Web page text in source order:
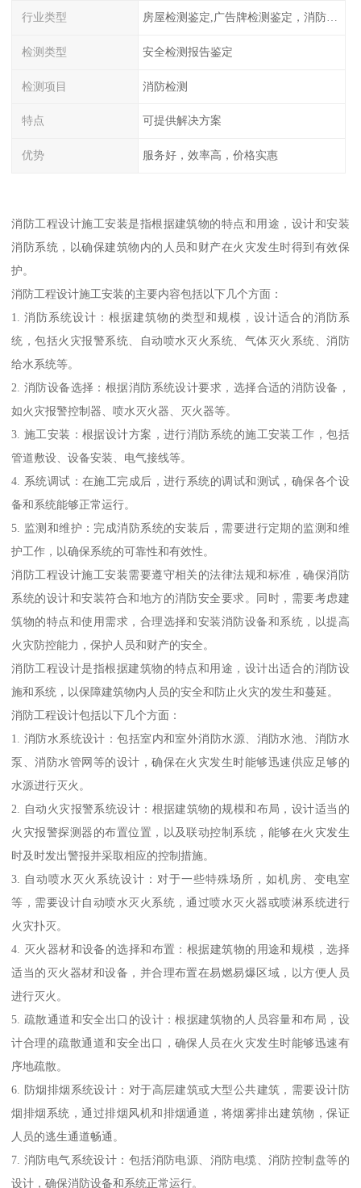
行业类型 房屋检测鉴定,广告牌检测鉴定，消防检测
检测类型 安全检测报告鉴定
检测项目 消防检测
特点 可提供解决方案
优势 服务好，效率高，价格实惠
消防工程设计施工安装是指根据建筑物的特点和用途，设计和安装
消防系统，以确保建筑物内的人员和财产在火灾发生时得到有效保
护。
消防工程设计施工安装的主要内容包括以下几个方面：
1. 消防系统设计：根据建筑物的类型和规模，设计适合的消防系
统，包括火灾报警系统、自动喷水灭火系统、气体灭火系统、消防
给水系统等。
2. 消防设备选择：根据消防系统设计要求，选择合适的消防设备，
如火灾报警控制器、喷水灭火器、灭火器等。
3. 施工安装：根据设计方案，进行消防系统的施工安装工作，包括
管道敷设、设备安装、电气接线等。
4. 系统调试：在施工完成后，进行系统的调试和测试，确保各个设
备和系统能够正常运行。
5. 监测和维护：完成消防系统的安装后，需要进行定期的监测和维
护工作，以确保系统的可靠性和有效性。
消防工程设计施工安装需要遵守相关的法律法规和标准，确保消防
系统的设计和安装符合和地方的消防安全要求。同时，需要考虑建
筑物的特点和使用需求，合理选择和安装消防设备和系统，以提高
火灾防控能力，保护人员和财产的安全。
消防工程设计是指根据建筑物的特点和用途，设计出适合的消防设
施和系统，以保障建筑物内人员的安全和防止火灾的发生和蔓延。
消防工程设计包括以下几个方面：
1. 消防水系统设计：包括室内和室外消防水源、消防水池、消防水
泵、消防水管网等的设计，确保在火灾发生时能够迅速供应足够的
水源进行灭火。
2. 自动火灾报警系统设计：根据建筑物的规模和布局，设计适当的
火灾报警探测器的布置位置，以及联动控制系统，能够在火灾发生
时及时发出警报并采取相应的控制措施。
3. 自动喷水灭火系统设计：对于一些特殊场所，如机房、变电室
等，需要设计自动喷水灭火系统，通过喷水灭火器或喷淋系统进行
火灾扑灭。
4. 灭火器材和设备的选择和布置：根据建筑物的用途和规模，选择
适当的灭火器材和设备，并合理布置在易燃易爆区域，以方便人员
进行灭火。
5. 疏散通道和安全出口的设计：根据建筑物的人员容量和布局，设
计合理的疏散通道和安全出口，确保人员在火灾发生时能够迅速有
序地疏散。
6. 防烟排烟系统设计：对于高层建筑或大型公共建筑，需要设计防
烟排烟系统，通过排烟风机和排烟通道，将烟雾排出建筑物，保证
人员的逃生通道畅通。
7. 消防电气系统设计：包括消防电源、消防电缆、消防控制盘等的
设计，确保消防设备和系统正常运行。